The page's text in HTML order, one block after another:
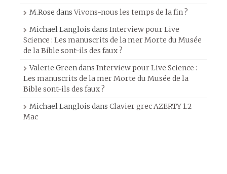
M.Rose dansVivons-nous les temps de la fin ?
Michael Langlois dans Interview pour Live
Science : Les manuscrits de la mer Morte du Musée
de la Bible sont-ils des faux ?
Valerie Greendans Interview pour Live Science :
Les manuscrits de la mer Morte du Musée de la
Bible sont-ils des faux ?
Michael Langlois dans Clavier grec AZERTY 1.2
Mac